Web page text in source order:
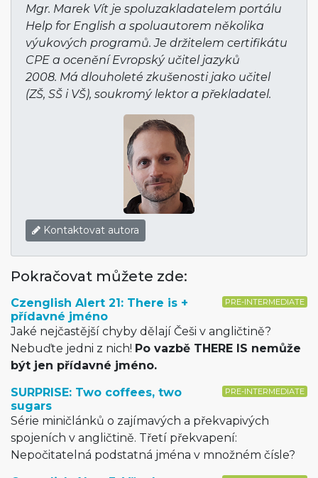
Mgr. Marek Vít je spoluzakladatelem portálu
Help for English a spoluautorem několika
výukových programů. Je držitelem certifikátu
CPE a ocenění Evropský učitel jazyků
2008. Má dlouholeté zkušenosti jako učitel
(ZŠ, SŠ i VŠ), soukromý lektor a překladatel.
Kontaktovat autora
Pokračovat můžete zde:
PRE-INTERMEDIATE
Czenglish Alert 21: There is +
přídavné jméno
Jaké nejčastější chyby dělají Češi v angličtině?
Nebuďte jedni z nich! Po vazbě THERE IS nemůže
být jen přídavné jméno.
PRE-INTERMEDIATE
SURPRISE: Two coffees, two
sugars
Série miničlánků o zajímavých a překvapivých
spojeních v angličtině. Třetí překvapení:
Nepočitatelná podstatná jména v množném čísle?